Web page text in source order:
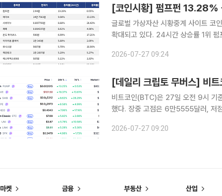
[코인시황] 펌프펀
글로벌 가상자산 시황중계 사이트 코
확대되고 있다. 24시간 상승률 1위 펌프펀(PUMP)은 24시간 동안 13.28% 상승했으며, 7일 기준
은 13.23%를 기록했다. 3위 시바이
2026-07-27 09:24
비트코인(BTC)은 27일 오전 9시 기
했다. 장중 고점은 6만5555달러, 저
2026-07-27 09:20
마켓 금융 부동산 산업